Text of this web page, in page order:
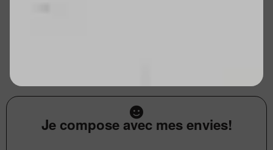
Je compose avec mes envies!